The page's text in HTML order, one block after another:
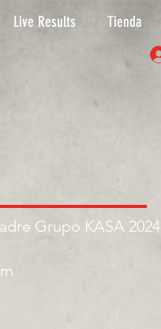
Live Results Tienda
Grupo KASA 2024